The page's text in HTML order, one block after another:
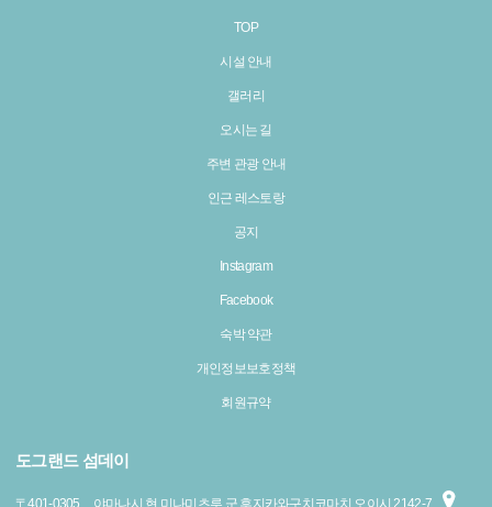
TOP
시설 안내
갤러리
오시는 길
주변 관광 안내
인근 레스토랑
공지
Instagram
Facebook
숙박 약관
개인정보보호정책
회원규약
도그랜드 섬데이
〒401-0305 야마나시 현 미나미츠루 군 후지카와구치코마치 오이시 2142-7